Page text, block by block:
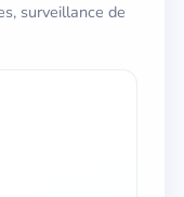
surveillance de